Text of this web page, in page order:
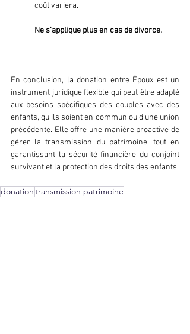
coût variera.
Ne s’applique plus en cas de divorce.
En conclusion, la donation entre Époux est un
instrument juridique flexible qui peut être adapté
aux besoins spécifiques des couples avec des
enfants, qu'ils soient en commun ou d'une union
précédente. Elle offre une manière proactive de
gérer la transmission du patrimoine, tout en
garantissant la sécurité financière du conjoint
survivant et la protection des droits des enfants.
donationtransmission patrimoine